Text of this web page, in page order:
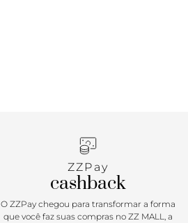
ZZPay
cashback
O ZZPay chegou para transformar a forma
que você faz suas compras no ZZ MALL, a